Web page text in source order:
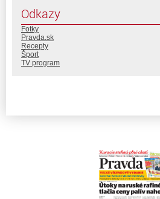
Odkazy
Fotky
Pravda.sk
Recepty
Šport
TV program